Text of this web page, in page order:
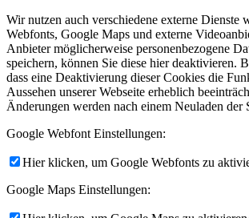
Wir nutzen auch verschiedene externe Dienste
Webfonts, Google Maps und externe
Anbieter möglicherweise personenbezogene
speichern, können Sie diese hier deaktivieren.
dass eine Deaktivierung dieser Cookies die
Aussehen unserer Webseite erheblich
Änderungen werden nach einem Neuladen der
Google Webfont Einstellungen:
Hier klicken, um Google Webfonts zu
Google Maps Einstellungen: